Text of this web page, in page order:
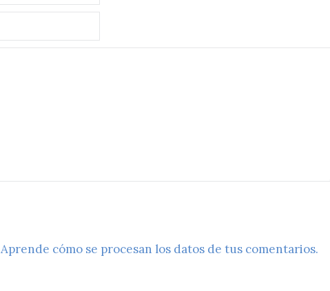
Aprende cómo se procesan los datos de tus comentarios.